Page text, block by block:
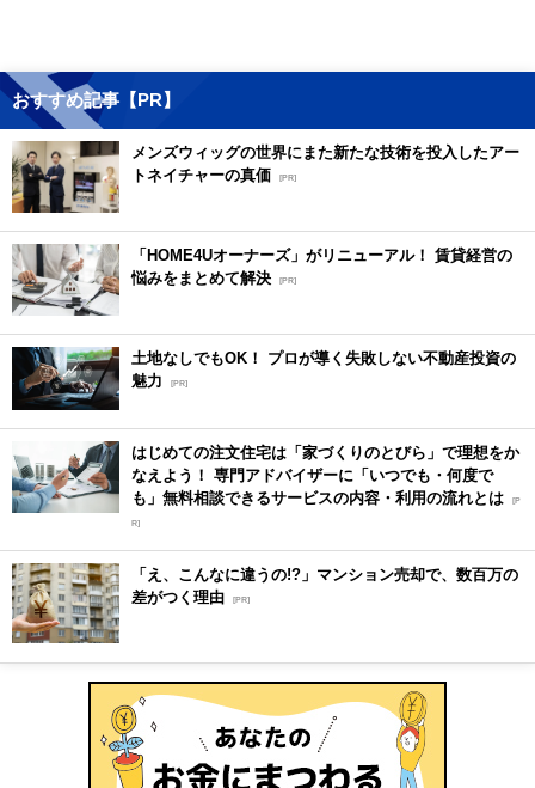
おすすめ記事【PR】
メンズウィッグの世界にまた新たな技術を投入したアー
トネイチャーの真価 [PR]
「HOME4Uオーナーズ」がリニューアル！ 賃貸経営の
悩みをまとめて解決 [PR]
土地なしでもOK！ プロが導く失敗しない不動産投資の
魅力
[PR]
はじめての注文住宅は「家づくりのとびら」で理想をか
なえよう！ 専門アドバイザーに「いつでも・何度で
も」無料相談できるサービスの内容・利用の流れとは [P
R]
「え、こんなに違うの!?」マンション売却で、数百万の
差がつく理由 [PR]